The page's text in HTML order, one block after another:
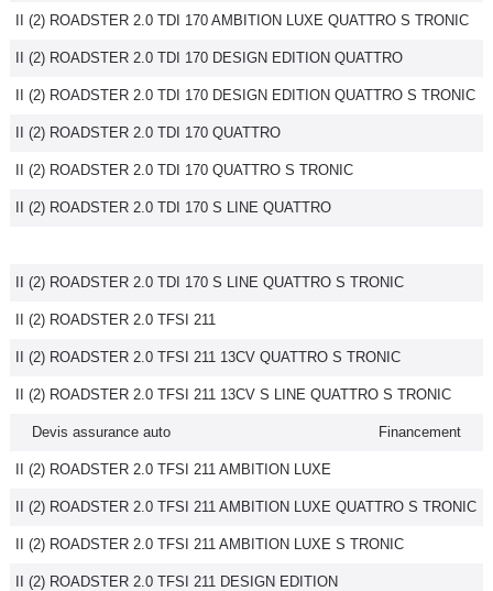
II (2) ROADSTER 2.0 TDI 170 AMBITION LUXE QUATTRO S TRONIC
II (2) ROADSTER 2.0 TDI 170 DESIGN EDITION QUATTRO
II (2) ROADSTER 2.0 TDI 170 DESIGN EDITION QUATTRO S TRONIC
II (2) ROADSTER 2.0 TDI 170 QUATTRO
II (2) ROADSTER 2.0 TDI 170 QUATTRO S TRONIC
II (2) ROADSTER 2.0 TDI 170 S LINE QUATTRO
II (2) ROADSTER 2.0 TDI 170 S LINE QUATTRO S TRONIC
II (2) ROADSTER 2.0 TFSI 211
II (2) ROADSTER 2.0 TFSI 211 13CV QUATTRO S TRONIC
II (2) ROADSTER 2.0 TFSI 211 13CV S LINE QUATTRO S TRONIC
Devis assurance auto Financement
II (2) ROADSTER 2.0 TFSI 211 AMBITION LUXE
II (2) ROADSTER 2.0 TFSI 211 AMBITION LUXE QUATTRO S TRONIC
II (2) ROADSTER 2.0 TFSI 211 AMBITION LUXE S TRONIC
II (2) ROADSTER 2.0 TFSI 211 DESIGN EDITION